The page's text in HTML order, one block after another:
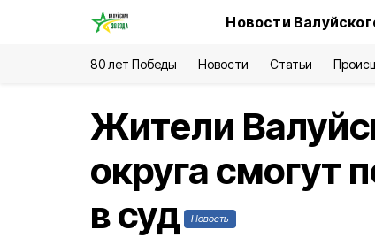
Новости
80 лет Победы Новости Статьи
Жители
округа смогут
в суд
Новость